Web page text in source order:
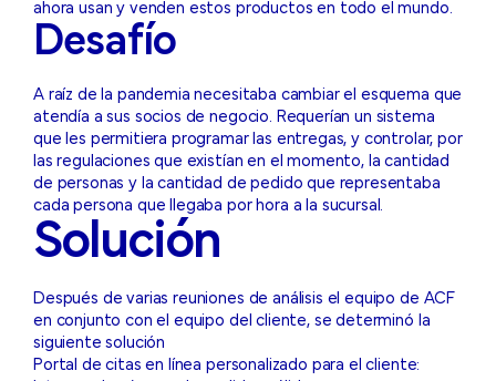
ahora usan y venden estos productos en todo el mundo.
Desafío
A raíz de la pandemia necesitaba cambiar el esquema que
atendía a sus socios de negocio. Requerían un sistema
que les permitiera programar las entregas, y controlar, por
las regulaciones que existían en el momento, la cantidad
de personas y la cantidad de pedido que representaba
cada persona que llegaba por hora a la sucursal.
Solución
Después de varias reuniones de análisis el equipo de ACF
en conjunto con el equipo del cliente, se determinó la
siguiente solución
Portal de citas en línea personalizado para el cliente: